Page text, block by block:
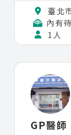
遇到做不
以比起只
扎實，兩
如果你想
定累積個
看診地點
抽成／待遇
臺北
內有
1人
GP醫師